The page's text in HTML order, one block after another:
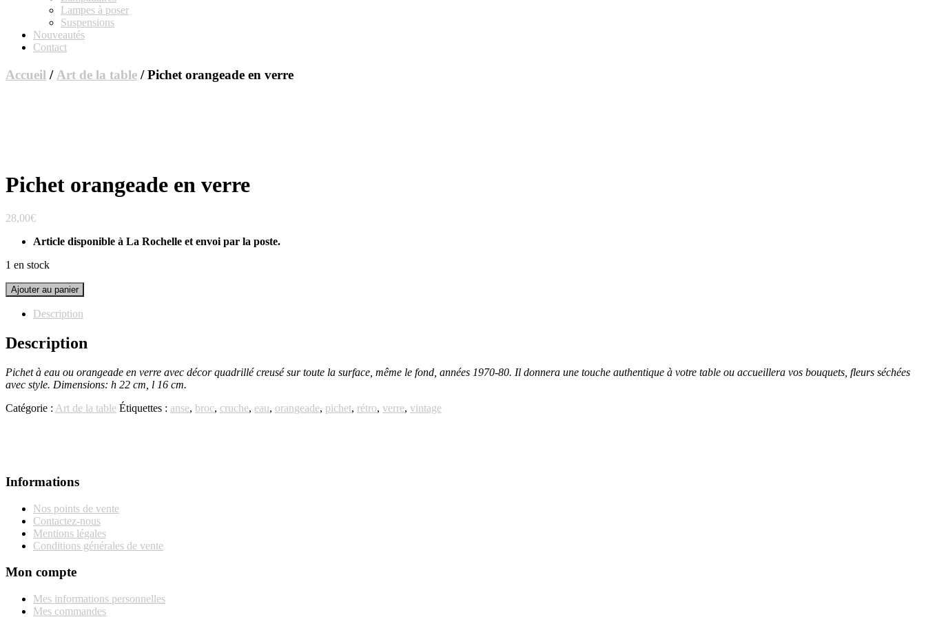
Lampes à poser
Suspensions
Nouveautés
Contact
Accueil / Art de la table / Pichet orangeade en verre
Pichet orangeade en verre
28,00€
Article disponible à La Rochelle et envoi par la poste.
1 en stock
quantité
de
Pichet
en
verre
Ajouter au panier
Description
Description
Pichet à eau ou orangeade en verre avec décor quadrillé creusé sur toute la surface, même le fond, années 1970-80. Il donnera une touche authentique à votre table ou accueillera vos bouquets, fleurs séchées
avec style. Dimensions: h 22 cm, l 16 cm.
Catégorie : Art de la table Étiquettes : anse, broc, cruche, eau, orangeade, pichet, rétro, verre, vintage
Informations
Nos points de vente
Contactez-nous
Mentions légales
Conditions générales de vente
Mon compte
Mes informations personnelles
Mes commandes